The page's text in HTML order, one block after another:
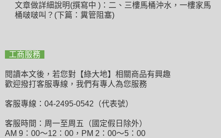
文章做詳細說明(撰寫中 )：二、三樓馬桶沖水，一樓家馬
桶啵啵叫？(下篇：糞管阻塞)
工商服務
閱讀本文後，若您對【綠大地】相關商品有興趣
歡迎撥打客服專線，我們有專人為您服務
客服專線：04-2495-0542（代表號）
客服時間：周一至周五（國定假日除外）
AM 9：00～12：00，PM 2：00～5：00